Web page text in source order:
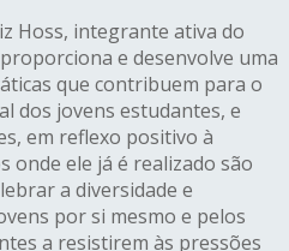
Hoss, integrante ativa do
e desenvolve uma
que contribuem para o
dos jovens estudantes, e
em reflexo positivo à
onde ele já é realizado são
a diversidade e
por si mesmo e pelos
a resistirem às pressões